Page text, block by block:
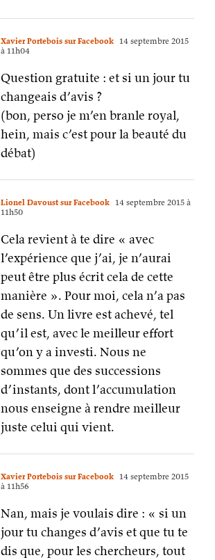
Xavier Portebois sur Facebook 14 septembre 2015
à 11h04
Question gratuite : et si un jour tu
changeais d’avis ?
(bon, perso je m’en branle royal,
hein, mais c’est pour la beauté du
débat)
Lionel Davoust sur Facebook 14 septembre 2015 à
11h50
Cela revient à te dire « avec
l’expérience que j’ai, je n’aurai
peut être plus écrit cela de cette
manière ». Pour moi, cela n’a pas
de sens. Un livre est achevé, tel
qu’il est, avec le meilleur effort
qu’on y a investi. Nous ne
sommes que des successions
d’instants, dont l’accumulation
nous enseigne à rendre meilleur
juste celui qui vient.
Xavier Portebois sur Facebook 14 septembre 2015
à 11h56
Nan, mais je voulais dire : « si un
jour tu changes d’avis et que tu te
dis que, pour les chercheurs, tout